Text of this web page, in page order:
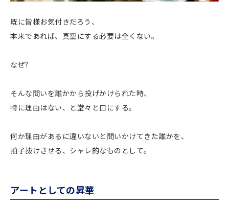
既に皆様お気付きだろう、
本来であれば、真空にする必要は全くない。
なぜ?
そんな問いを誰かから投げかけられた時、
特に理由はない、と堂々と口にする。
何か理由があるに違いないと問いかけてきた誰かを、
拍子抜けさせる、シャレ的なものとして。
アートとしての昇華